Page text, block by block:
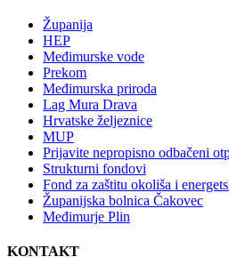
Županija
HEP
Međimurske vode
Prekom
Međimurska priroda
Lag Mura Drava
Hrvatske željeznice
MUP
Prijavite nepropisno odbačeni
Strukturni fondovi
Fond za zaštitu okoliša i
Županijska bolnica Čakovec
Međimurje Plin
KONTAKT